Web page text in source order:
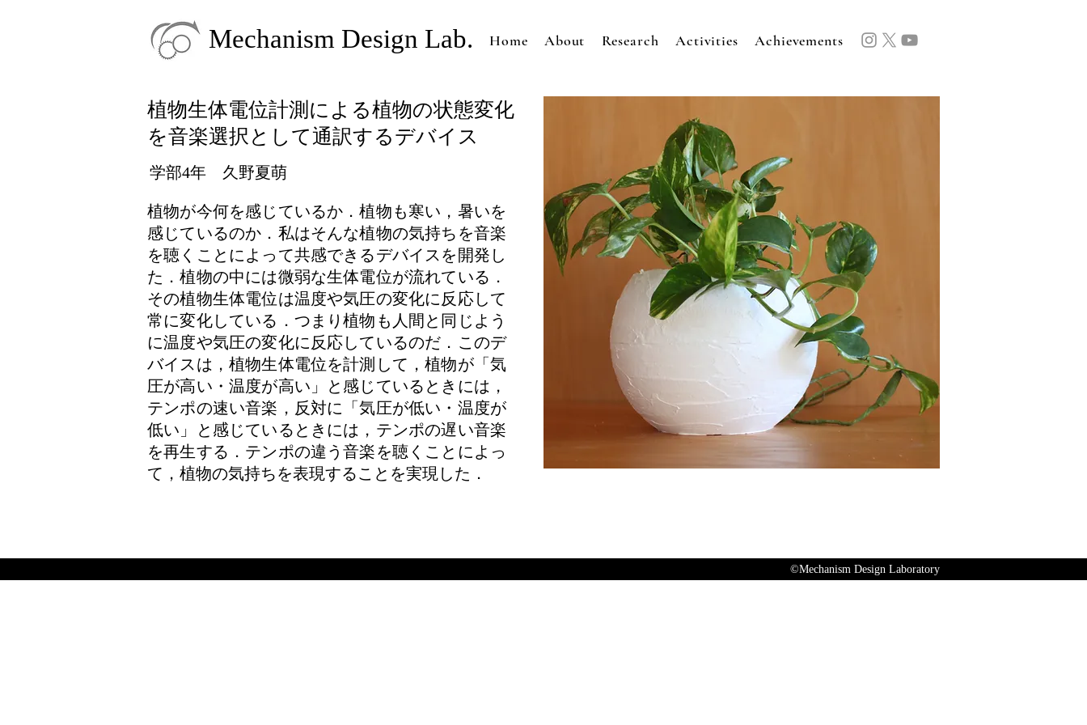
Mechanism Design Lab. Home About Research Activities Achievements
植物生体電位計測による植物の状態変化
を音楽選択として通訳するデバイス
学部4年 久野夏萌
植物が今何を感じているか．植物も寒い，暑いを
感じているのか．私はそんな植物の気持ちを音楽
を聴くことによって共感できるデバイスを開発し
た．植物の中には微弱な生体電位が流れている．
その植物生体電位は温度や気圧の変化に反応して
常に変化している．つまり植物も人間と同じよう
に温度や気圧の変化に反応しているのだ．このデ
バイスは，植物生体電位を計測して，植物が「気
圧が高い・温度が高い」と感じているときには，
テンポの速い音楽，反対に「気圧が低い・温度が
低い」と感じているときには，テンポの遅い音楽
を再生する．テンポの違う音楽を聴くことによっ
て，植物の気持ちを表現することを実現した．
©Mechanism Design Laboratory